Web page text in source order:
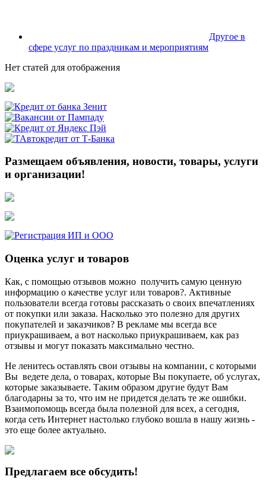
Другое в
сфере услуг по праздникам и мероприятиям
Нет статей для отображения
Размещаем объявления, новости, товары, услуги
и организации!
Оценка услуг и товаров
Как, с помощью отзывов можно получить самую ценную
информацию о качестве услуг или товаров?. Активные
пользователи всегда готовы рассказать о своих впечатлениях
от покупки или заказа. Насколько это полезно для других
покупателей и заказчиков? В рекламе мы всегда все
приукрашиваем, а вот насколько приукрашиваем, как раз
отзывы и могут показать максимально честно.
Не ленитесь оставлять свои отзывы на компании, с которыми
Вы ведете дела, о товарах, которые Вы покупаете, об услугах,
которые заказываете. Таким образом другие будут Вам
благодарны за то, что им не придется делать те же ошибки.
Взаимопомощь всегда была полезной для всех, а сегодня,
когда сеть Интернет настолько глубоко вошла в нашу жизнь -
это еще более актуально.
Предлагаем все обсудить!